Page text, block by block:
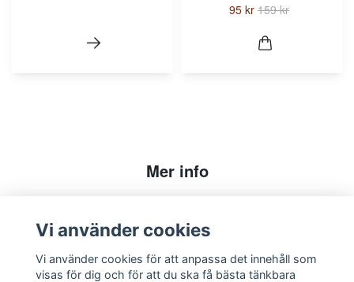
95 kr 159 kr
Mer info
Kontakt
Sociala medier
Vi använder cookies
Vi använder cookies för att anpassa det innehåll som
visas för dig och för att du ska få bästa tänkbara